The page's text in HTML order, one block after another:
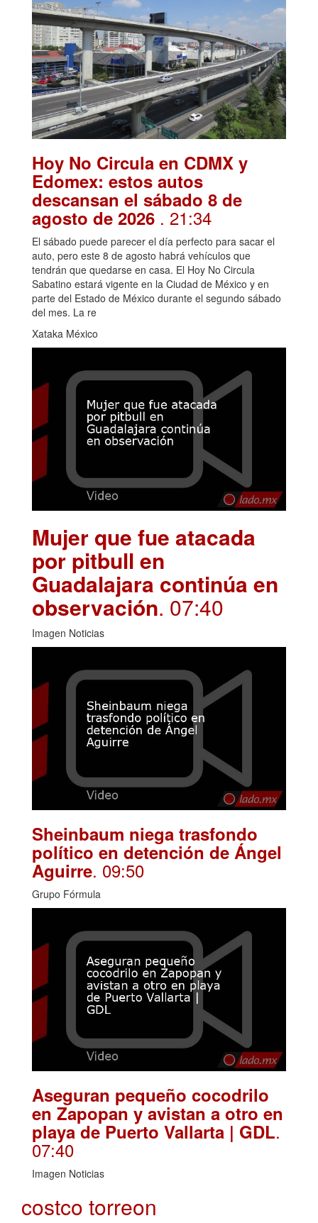
Hoy No Circula en CDMX y
Edomex: estos autos
descansan el sábado 8 de
agosto de 2026 . 21:34
El sábado puede parecer el día perfecto para sacar el
auto, pero este 8 de agosto habrá vehículos que
tendrán que quedarse en casa. El Hoy No Circula
Sabatino estará vigente en la Ciudad de México y en
parte del Estado de México durante el segundo sábado
del mes. La re
Xataka México
Mujer que fue atacada
por pitbull en
Guadalajara continúa en
observación. 07:40
Imagen Noticias
Sheinbaum niega trasfondo
político en detención de Ángel
Aguirre. 09:50
Grupo Fórmula
Aseguran pequeño cocodrilo
en Zapopan y avistan a otro en
playa de Puerto Vallarta | GDL.
07:40
Imagen Noticias
costco torreon